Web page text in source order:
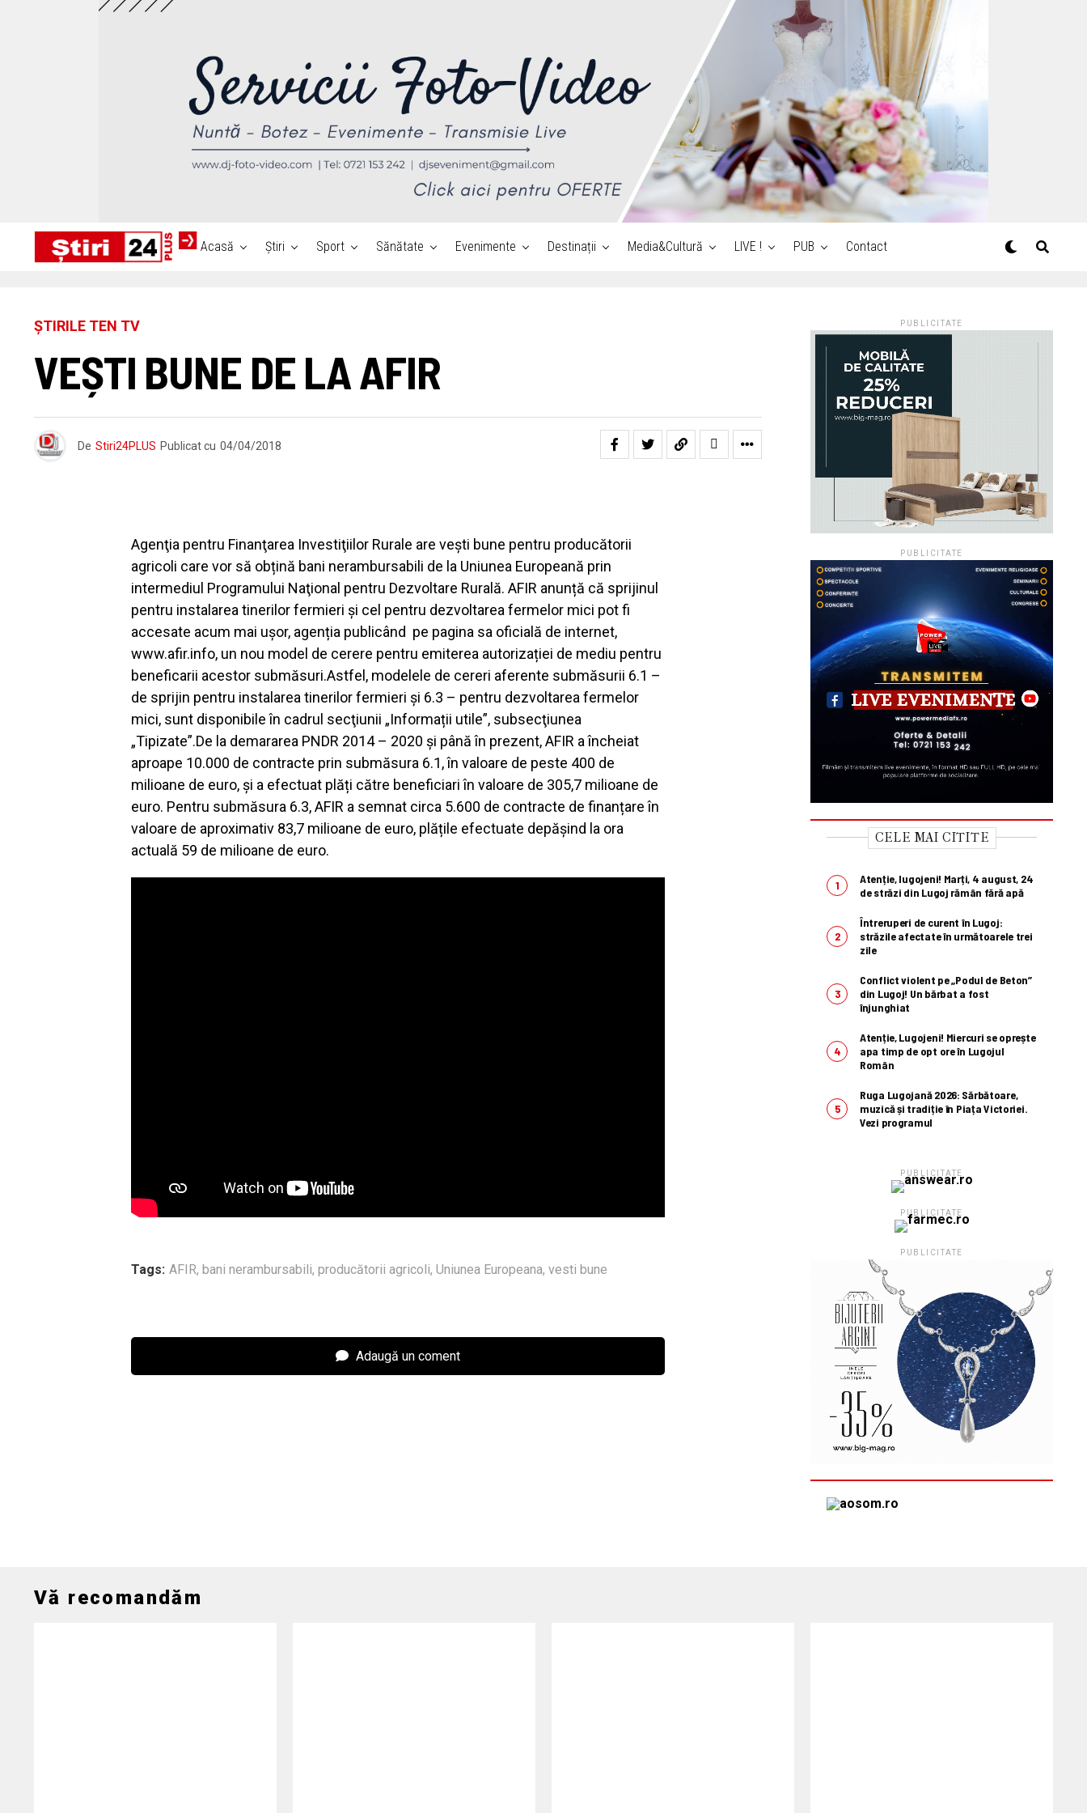
Acasă Știri Sport Sănătate Evenimente Destinații Media&Cultură LIVE ! PUB Contact
ȘTIRILE TEN TV
VEȘTI BUNE DE LA AFIR
De Stiri24PLUS Publicat cu 04/04/2018
Agenţia pentru Finanţarea Investiţiilor Rurale are veşti bune pentru producătorii
agricoli care vor să obțină bani nerambursabili de la Uniunea Europeană prin
intermediul Programului Naţional pentru Dezvoltare Rurală. AFIR anunță că sprijinul
pentru instalarea tinerilor fermieri și cel pentru dezvoltarea fermelor mici pot fi
accesate acum mai ușor, agenția publicând pe pagina sa oficială de internet,
www.afir.info, un nou model de cerere pentru emiterea autorizației de mediu pentru
beneficarii acestor submăsuri.Astfel, modelele de cereri aferente submăsurii 6.1 –
de sprijin pentru instalarea tinerilor fermieri și 6.3 – pentru dezvoltarea fermelor
mici, sunt disponibile în cadrul secţiunii „Informații utile”, subsecţiunea
„Tipizate”.De la demararea PNDR 2014 – 2020 și până în prezent, AFIR a încheiat
aproape 10.000 de contracte prin submăsura 6.1, în valoare de peste 400 de
milioane de euro, și a efectuat plăți către beneficiari în valoare de 305,7 milioane de
euro. Pentru submăsura 6.3, AFIR a semnat circa 5.600 de contracte de finanțare în
valoare de aproximativ 83,7 milioane de euro, plățile efectuate depăşind la ora
actuală 59 de milioane de euro.
Tags: AFIR, bani nerambursabili, producătorii agricoli, Uniunea Europeana, vesti bune
Adaugă un coment
PUBLICITATE
PUBLICITATE
CELE MAI CITITE
Atenție, lugojeni! Marți, 4 august, 24
de străzi din Lugoj rămân fără apă
Întreruperi de curent în Lugoj:
străzile afectate în următoarele trei
zile
Conflict violent pe „Podul de Beton”
din Lugoj! Un bărbat a fost
înjunghiat
Atenție, Lugojeni! Miercuri se oprește
apa timp de opt ore în Lugojul
Român
Ruga Lugojană 2026: Sărbătoare,
muzică și tradiție în Piața Victoriei.
Vezi programul
PUBLICITATE
PUBLICITATE
PUBLICITATE
Vă recomandăm